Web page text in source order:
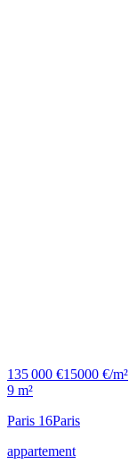
135 000 €15000 €/m²
9 m²
Paris 16Paris
appartement